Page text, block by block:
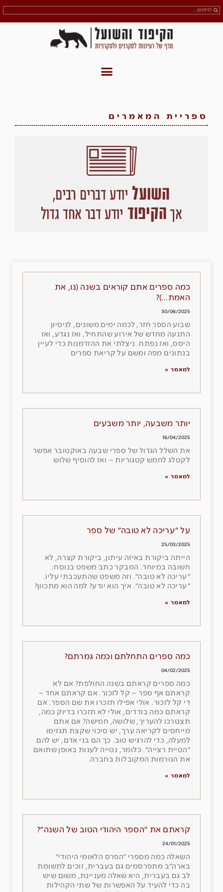
ספריית המאמרים
כמה ספרים אתם קוראים בשנה (נו, את
האמת…)?
30/06/2025
שבוע הספר חזר, לכמה ימים משונים, לניסיון
התנעה מחדש של אירוע שהתחיל, ואז נגדע, ואז
היסס, ואז נפתח. ניצלתי את ההזדמנות כדי לעיין
בנתונים מפה ומשם על קריאת ספרים
למאמר »
יותר משבעה, יותר משבעים
16/04/2025
את השלל הגדול של ספרי שבעה באוקטובר אפשר
לקטלג לחמש קטגוריות – ואז להוסיף שלוש
למאמר »
על ״עריכה לא טובה״ של ספר
25/03/2025
הייתה ביקורת באיזה עיתון, ביקורת קצרה, לא
חשובה במיוחד. המבקר כתב משפט בנוסח:
״עריכה לא טובה״. וזה משפט שהתעכבתי עליו.
״עריכה לא טובה״. איך הוא יודע? למה הוא מתכוון?
למאמר »
כמה ספרים התחלתם וכמה גמרתם?
04/02/2025
כמה ספרים קראתם בשנה החולפת? אם לא
קראתם אף ספר – קל לזכור. אם קראתם אחד –
די קל לזכור. אולי אפילו תזכרו את שם הספר. אם
קראתם כמה בודדים, אולי לא תזכרו בדיוק כמה,
תצטרכו להעריך, שלושה, חמישה? אם אתם
מייחסים לקריאה ערך, יש סיכוי שקצת תגזימו
למעלה, כדי להרגיש טוב. כך הם בני אדם, יש להם
״הטיית רצייה״. כלומר, נטייה לענות באופן שתואם
את הנורמות המקובלות בחברה.
למאמר »
קראתם את ״הספר היהודי הטוב של השנה״?
24/01/2025
השאלה כמה מספרי ״הפרס הלאומי היהודי״
בארה״ב מתפרסמים גם בעברית, זוכים לתשומת
לב גם בעברית, היא שאלה מעניינת, משום שיש
בה כדי להעיד על האפשרות של שתי הקהילות